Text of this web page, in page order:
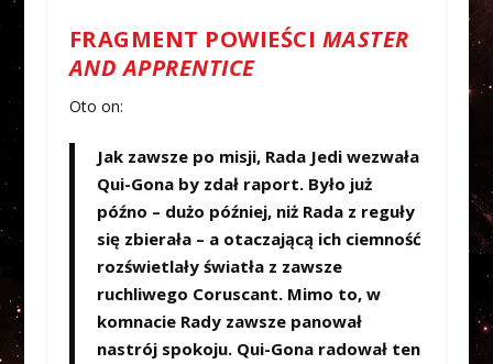
FRAGMENT POWIEŚCI MASTER
AND APPRENTICE
Oto on:
Jak zawsze po misji, Rada Jedi wezwała
Qui-Gona by zdał raport. Było już
późno – dużo później, niż Rada z reguły
się zbierała – a otaczającą ich ciemność
rozświetlały światła z zawsze
ruchliwego Coruscant. Mimo to, w
komnacie Rady zawsze panował
nastrój spokoju. Qui-Gona radował ten